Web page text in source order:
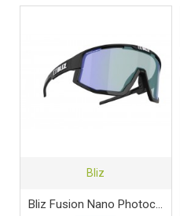
Bliz
Bliz Fusion Nano Photochromic Matt Black